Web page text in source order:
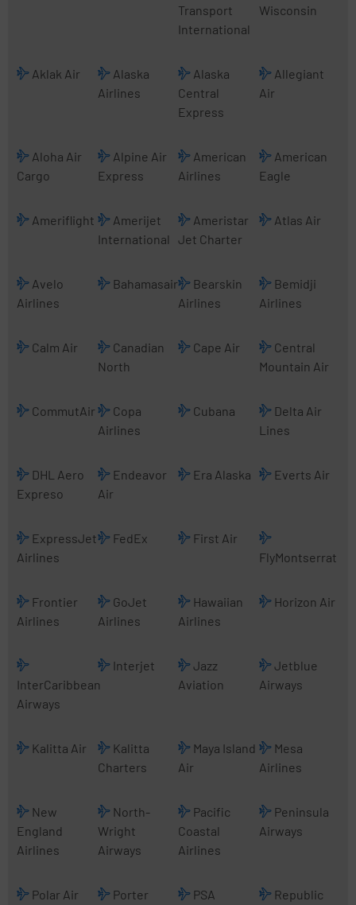
Transport
International
Wisconsin
Aklak Air
Alaska
Airlines
Alaska
Central
Express
Allegiant
Air
Aloha Air
Cargo
Alpine Air
Express
American
Airlines
American
Eagle
Ameriflight
Amerijet
International
Ameristar
Jet Charter
Atlas Air
Avelo
Airlines
Bahamasair
Bearskin
Airlines
Bemidji
Airlines
Calm Air
Canadian
North
Cape Air
Central
Mountain Air
CommutAir
Copa
Airlines
Cubana
Delta Air
Lines
DHL Aero
Expreso
Endeavor
Air
Era Alaska Everts Air
ExpressJet
Airlines
FedEx
First Air
FlyMontserrat
Frontier
Airlines
GoJet
Airlines
Hawaiian
Airlines
Horizon Air
InterCaribbean
Airways
Interjet
Jazz
Aviation
Jetblue
Airways
Kalitta Air
Kalitta
Charters
Maya Island
Air
Mesa
Airlines
New
England
Airlines
North-
Wright
Airways
Pacific
Coastal
Airlines
Peninsula
Airways
Polar Air
Porter
PSA
Republic